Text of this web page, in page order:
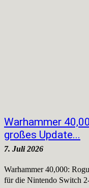
Warhammer
großes Update...
7. Juli 2026
Warhammer 40,000:
für die Nintendo Switch